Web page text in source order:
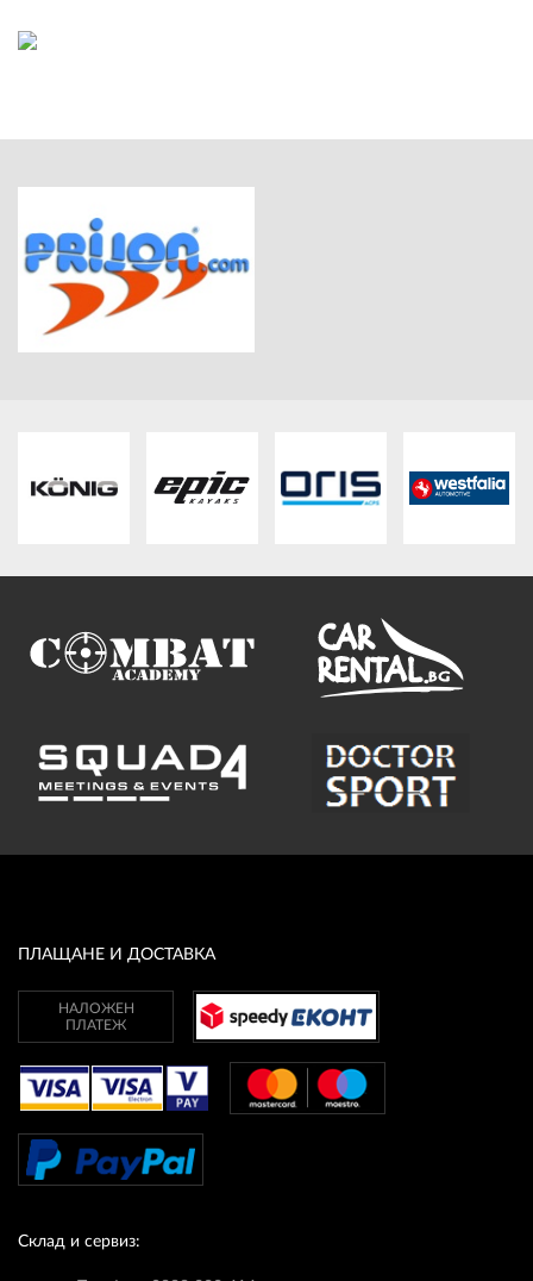
ПЛАЩАНЕ И ДОСТАВКА
НАЛОЖЕН
ПЛАТЕЖ
Склад и сервиз:
ЛИЧНИ ДАННИ
ПЛАТФОРМА ЗА ОРС